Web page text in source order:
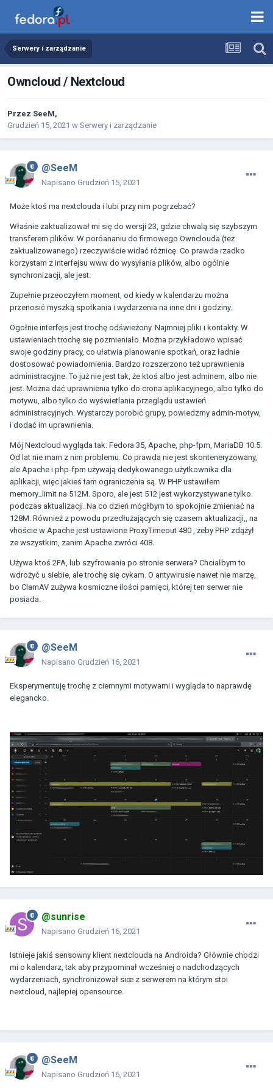
Serwery i zarządzanie
Owncloud / Nextcloud
Przez SeeM,
Grudzień 15, 2021 w Serwery i zarządzanie
@SeeM
Napisano Grudzień 15, 2021
Może ktoś ma nextclouda i lubi przy nim pogrzebać?
Właśnie zaktualizował mi się do wersji 23, gdzie chwalą się szybszym
transferem plików. W poróananiu do firmowego Ownclouda (też
zaktualizowanego) rzeczywiście widać różnicę. Co prawda rzadko
korzystam z interfejsu www do wysyłania plików, albo ogólnie
synchronizacji, ale jest.
Zupełnie przeoczyłem moment, od kiedy w kalendarzu można
przenosić myszką spotkania i wydarzenia na inne dni i godziny.
Ogołnie interfejs jest trochę odświeżony. Najmniej pliki i kontakty. W
ustawieniach trochę się pozmieniało. Można przykładowo wpisać
swoje godziny pracy, co ułatwia planowanie spotkań, oraz ładnie
dostosować powiadomienia. Bardzo rozszerzono też uprawnienia
administracyjne. To już nie jest tak, że ktoś albo jest adminem, albo nie
jest. Można dać uprawnienia tylko do crona aplikacyjnego, albo tylko do
motywu, albo tylko do wyświetlania przeglądu ustawień
administracyjnych. Wystarczy porobić grupy, powiedzmy admin-motyw,
i dodać im uprawnienia.
Mój Nextcloud wygląda tak: Fedora 35, Apache, php-fpm, MariaDB 10.5.
Od lat nie mam z nim problemu. Co prawda nie jest skonteneryzowany,
ale Apache i php-fpm używają dedykowanego użytkownika dla
aplikacji, więc jakieś tam ograniczenia są. W PHP ustawiłem
memory_limit na 512M. Sporo, ale jest 512 jest wykorzystywane tylko
podczas aktualizacji. Na co dzień mógłbym to spokojnie zmieniać na
128M. Również z powodu przedłużających się czasem aktualizacji,, na
vhoście w Apache jest ustawione ProxyTimeout 480 , żeby PHP zdążył
ze wszystkim, zanim Apache zwróci 408.
Używa ktoś 2FA, lub szyfrowania po stronie serwera? Chciałbym to
wdrożyć u siebie, ale trochę się cykam. O antywirusie nawet nie marzę,
bo ClamAV zużywa kosmiczne ilości pamięci, której ten serwer nie
posiada.
@SeeM
Napisano Grudzień 16, 2021
Eksperymentuję trochę z ciemnymi motywami i wygląda to naprawdę
elegancko.
@sunrise
Napisano Grudzień 16, 2021
Istnieje jakiś sensowny klient nextclouda na Androida? Głównie chodzi
mi o kalendarz, tak aby przypominał wcześniej o nadchodzących
wydarzeniach, synchronizował siœ z serwerem na którym stoi
nextcloud, najlepiej opensource.
@SeeM
Napisano Grudzień 16, 2021